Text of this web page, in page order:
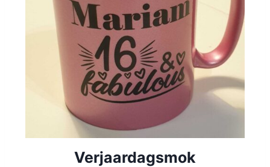
Verjaardagsmok